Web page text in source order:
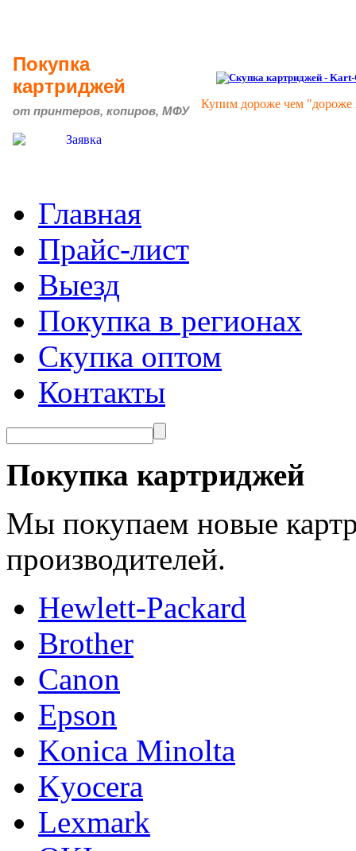
Покупка
картриджей
от принтеров, копиров, МФУ
Купим дороже чем
Главная
Прайс-лист
Выезд
Покупка в регионах
Скупка оптом
Контакты
Покупка картриджей
Мы покупаем новые
производителей.
Hewlett-Packard
Brother
Canon
Epson
Konica Minolta
Kyocera
Lexmark